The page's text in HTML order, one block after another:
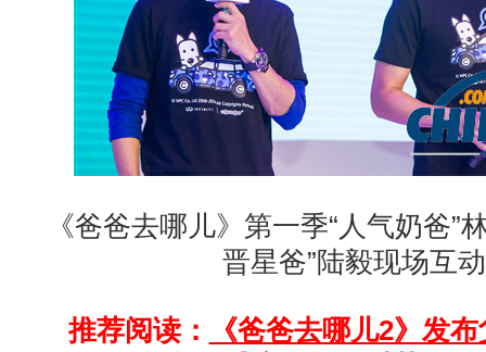
《爸爸去哪儿》第一季“人气奶爸”
晋星爸”陆毅现场互动
推荐阅读：
《爸爸去哪儿2》发